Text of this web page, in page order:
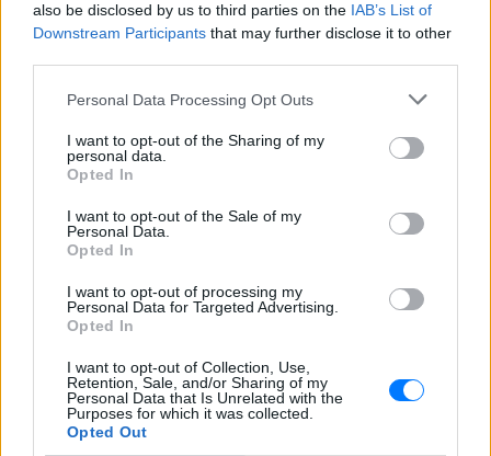
also be disclosed by us to third parties on the IAB’s List of
Downstream Participants that may further disclose it to other
Personal Data Processing Opt Outs
I want to opt-out of the Sharing of my
personal data.
Opted In
I want to opt-out of the Sale of my
Personal Data.
Opted In
I want to opt-out of processing my
Personal Data for Targeted Advertising.
Opted In
I want to opt-out of Collection, Use,
Retention, Sale, and/or Sharing of my
Personal Data that Is Unrelated with the
Purposes for which it was collected.
Opted Out
Το τηλεοπτικό φαινόμενο που βλέπουμε
ξανά και ξανά εδώ και 35 χρόνια
5 one‑hit wonders που έγιναν
ξανά διάσημοι από… ατύχημα
Η τύχη δεν προβλέπεται, αλλά όταν
Το «δαιμονικό» ψάρι που
το όνομά του από το «Stranger
Things»
Ο λόγος για το Demon Cavefish